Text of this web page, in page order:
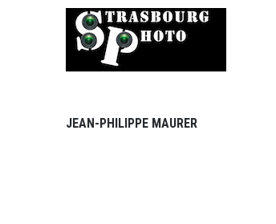
JEAN-PHILIPPE MAURER